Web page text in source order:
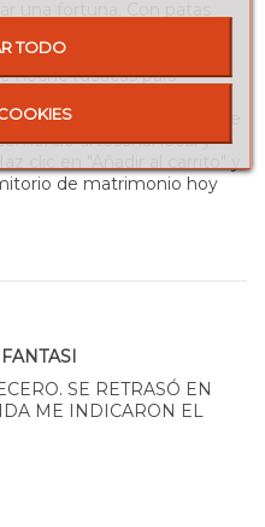
a cualquier decoración.
noche rústicas para
es de alta calidad, sino que
artesanal local y
de matrimonio hoy
SE RETRASÓ EN
ME INDICARON EL
TODO